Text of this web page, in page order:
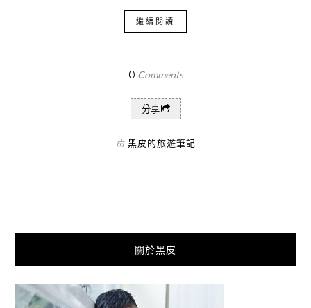
繼續閱讀
0 Comments
分享
由 黑皮的旅遊筆記
關於黑皮